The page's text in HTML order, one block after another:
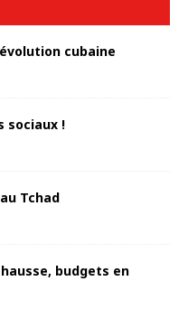
cubaine
sociaux !
Tchad
budgets en